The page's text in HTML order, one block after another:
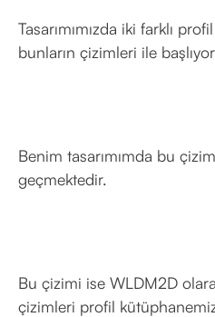
Tasarımımızda iki farklı
bunların çizimleri ile
Benim tasarımımda bu
geçmektedir.
Bu çizimi ise WLDM2D
çizimleri profil